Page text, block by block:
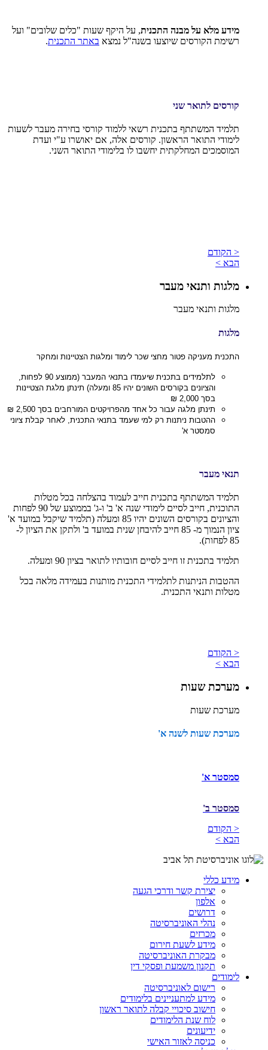
מידע מלא על מבנה התכנית, על היקף שעות "כלים שלובים" ועל
רשימת הקורסים שיוצעו בשנה"ל נמצא באתר התכנית.
קורסים לתואר שני
תלמיד המשתתף בתכנית רשאי ללמוד קורסי בחירה מעבר לשעות
לימודי התואר הראשון. קורסים אלה, אם יאושרו ע"י ועדת
המוסמכים המחלקתית יחשבו לו בלימודי התואר השני.
< הקודם
הבא >
מלגות ותנאי מעבר
מלגות ותנאי מעבר
מלגות
התכנית מעניקה פטור מחצי שכר לימוד ומלגות הצטיינות ומחקר
לתלמידים בתכנית שיעמדו בתנאי המעבר (ממוצע 90 לפחות,
והציונים בקורסים השונים יהיו 85 ומעלה) תינתן מלגת הצטיינות
בסך 2,000 ₪
תינתן מלגה עבור כל אחד מהפרויקטים המורחבים בסך 2,500 ₪
ההטבות ניתנות רק למי שעמד בתנאי התכנית, לאחר קבלת ציוני
סמסטר א'
תנאי מעבר
תלמיד המשתתף בתכנית חייב לעמוד בהצלחה בכל מטלות
התוכנית, חייב לסיים לימודי שנה א' ב' ו-ג' בממוצע של 90 לפחות
והציונים בקורסים השונים יהיו 85 ומעלה (תלמיד שיקבל במועד א'
ציון הנמוך מ- 85 חייב להיבחן שנית במועד ב' ולתקן את הציון ל-
85 לפחות).
תלמיד בתכנית זו חייב לסיים חובותיו לתואר בציון 90 ומעלה.
ההטבות הניתנות לתלמידי התכנית מותנות בעמידה מלאה בכל
מטלות ותנאי התכנית.
< הקודם
הבא >
מערכת שעות
מערכת שעות
מערכת שעות לשנה א'
סמסטר א'
סמסטר ב'
< הקודם
הבא >
מידע כללי
יצירת קשר ודרכי הגעה
אלפון
דרושים
נהלי האוניברסיטה
מכרזים
מידע לשעת חירום
מבקרת האוניברסיטה
תקנון משמעת ופסקי דין
לימודים
רישום לאוניברסיטה
מידע למתעניינים בלימודים
חישוב סיכויי קבלה לתואר ראשון
לוח שנת הלימודים
ידיעונים
כניסה לאזור האישי